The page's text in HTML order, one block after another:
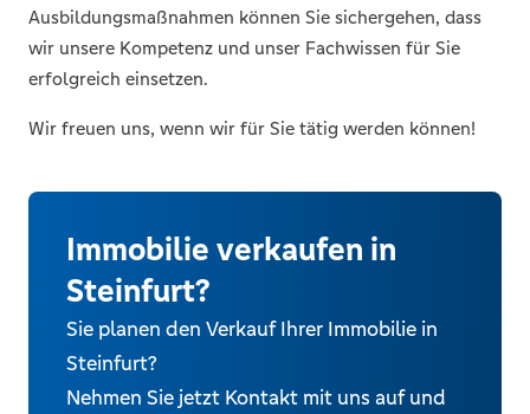
Ausbildungsmaßnahmen können Sie sichergehen, dass
wir unsere Kompetenz und unser Fachwissen für Sie
erfolgreich einsetzen.
Wir freuen uns, wenn wir für Sie tätig werden können!
Immobilie verkaufen in
Steinfurt?
Sie planen den Verkauf Ihrer Immobilie in
Steinfurt?
Nehmen Sie jetzt Kontakt mit uns auf und